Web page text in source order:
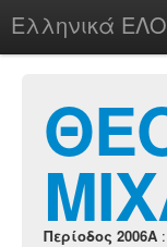
Ελληνικά ΕΛΟ
chesstu.be @ discord
Login
Περίοδος 2006A